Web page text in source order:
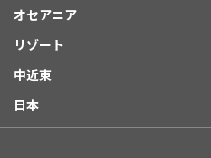
オセアニア
リゾート
中近東
日本